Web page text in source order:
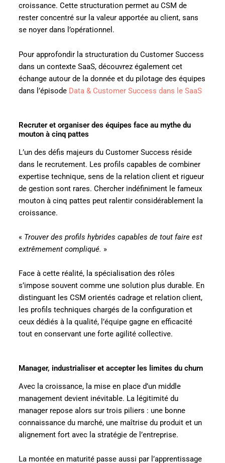
croissance. Cette structuration permet au CSM de
rester concentré sur la valeur apportée au client, sans
se noyer dans l’opérationnel.
Pour approfondir la structuration du Customer Success
dans un contexte SaaS, découvrez également cet
échange autour de la donnée et du pilotage des équipes
dans l’épisode Data & Customer Success dans le SaaS
Recruter et organiser des équipes face au mythe du
mouton à cinq pattes
L’un des défis majeurs du Customer Success réside
dans le recrutement. Les profils capables de combiner
expertise technique, sens de la relation client et rigueur
de gestion sont rares. Chercher indéfiniment le fameux
mouton à cinq pattes peut ralentir considérablement la
croissance.
« Trouver des profils hybrides capables de tout faire est
extrêmement compliqué. »
Face à cette réalité, la spécialisation des rôles
s’impose souvent comme une solution plus durable. En
distinguant les CSM orientés cadrage et relation client,
les profils techniques chargés de la configuration et
ceux dédiés à la qualité, l’équipe gagne en efficacité
tout en conservant une forte agilité collective.
Manager, industrialiser et accepter les limites du churn
Avec la croissance, la mise en place d’un middle
management devient inévitable. La légitimité du
manager repose alors sur trois piliers : une bonne
connaissance du marché, une maîtrise du produit et un
alignement fort avec la stratégie de l’entreprise.
La montée en maturité passe aussi par l’apprentissage